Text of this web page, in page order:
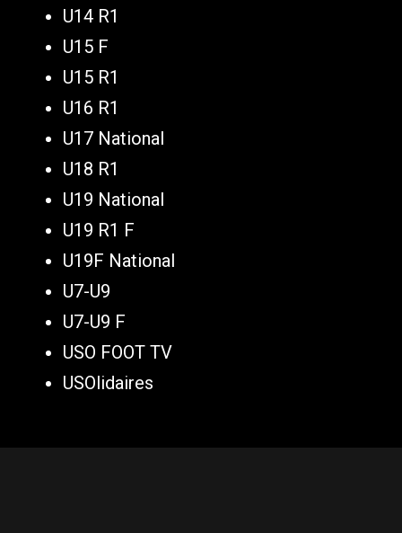
U14 R1
U15 F
U15 R1
U16 R1
U17 National
U18 R1
U19 National
U19 R1 F
U19F National
U7-U9
U7-U9 F
USO FOOT TV
USOlidaires